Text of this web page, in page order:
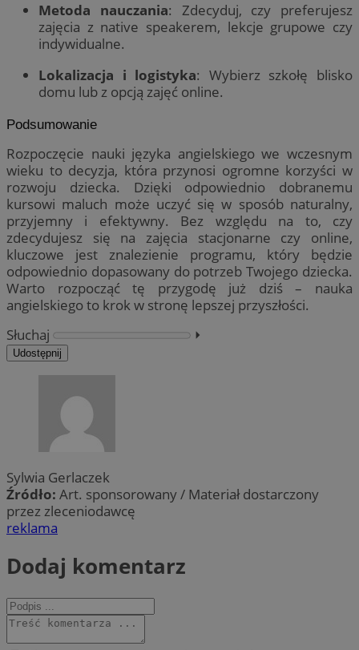
Metoda nauczania: Zdecyduj, czy preferujesz
zajęcia z native speakerem, lekcje grupowe czy
indywidualne.
Lokalizacja i logistyka: Wybierz szkołę blisko
domu lub z opcją zajęć online.
Podsumowanie
Rozpoczęcie nauki języka angielskiego we wczesnym
wieku to decyzja, która przynosi ogromne korzyści w
rozwoju dziecka. Dzięki odpowiednio dobranemu
kursowi maluch może uczyć się w sposób naturalny,
przyjemny i efektywny. Bez względu na to, czy
zdecydujesz się na zajęcia stacjonarne czy online,
kluczowe jest znalezienie programu, który będzie
odpowiednio dopasowany do potrzeb Twojego dziecka.
Warto rozpocząć tę przygodę już dziś – nauka
angielskiego to krok w stronę lepszej przyszłości.
Słuchaj
⏵︎
Udostępnij
Sylwia Gerlaczek
Źródło: Art. sponsorowany / Materiał dostarczony
przez zleceniodawcę
reklama
Dodaj komentarz